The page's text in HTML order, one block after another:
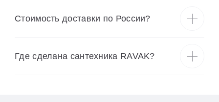
Cтоимость доставки по России?
Где сделана сантехника RAVAK?